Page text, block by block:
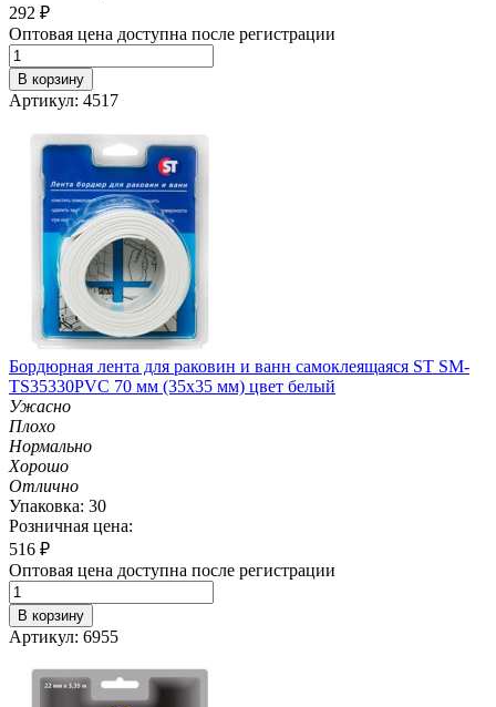
292 ₽
Оптовая цена доступна после регистрации
В корзину
Артикул: 4517
Бордюрная лента для раковин и ванн самоклеящаяся ST SM-
TS35330PVC 70 мм (35х35 мм) цвет белый
Ужасно
Плохо
Нормально
Хорошо
Отлично
Упаковка: 30
Розничная цена:
516 ₽
Оптовая цена доступна после регистрации
В корзину
Артикул: 6955